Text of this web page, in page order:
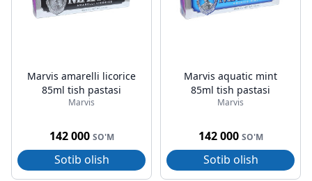
Marvis amarelli licorice
85ml tish pastasi
Marvis
142 000 SO'M
Sotib olish
Marvis aquatic mint
85ml tish pastasi
Marvis
142 000 SO'M
Sotib olish